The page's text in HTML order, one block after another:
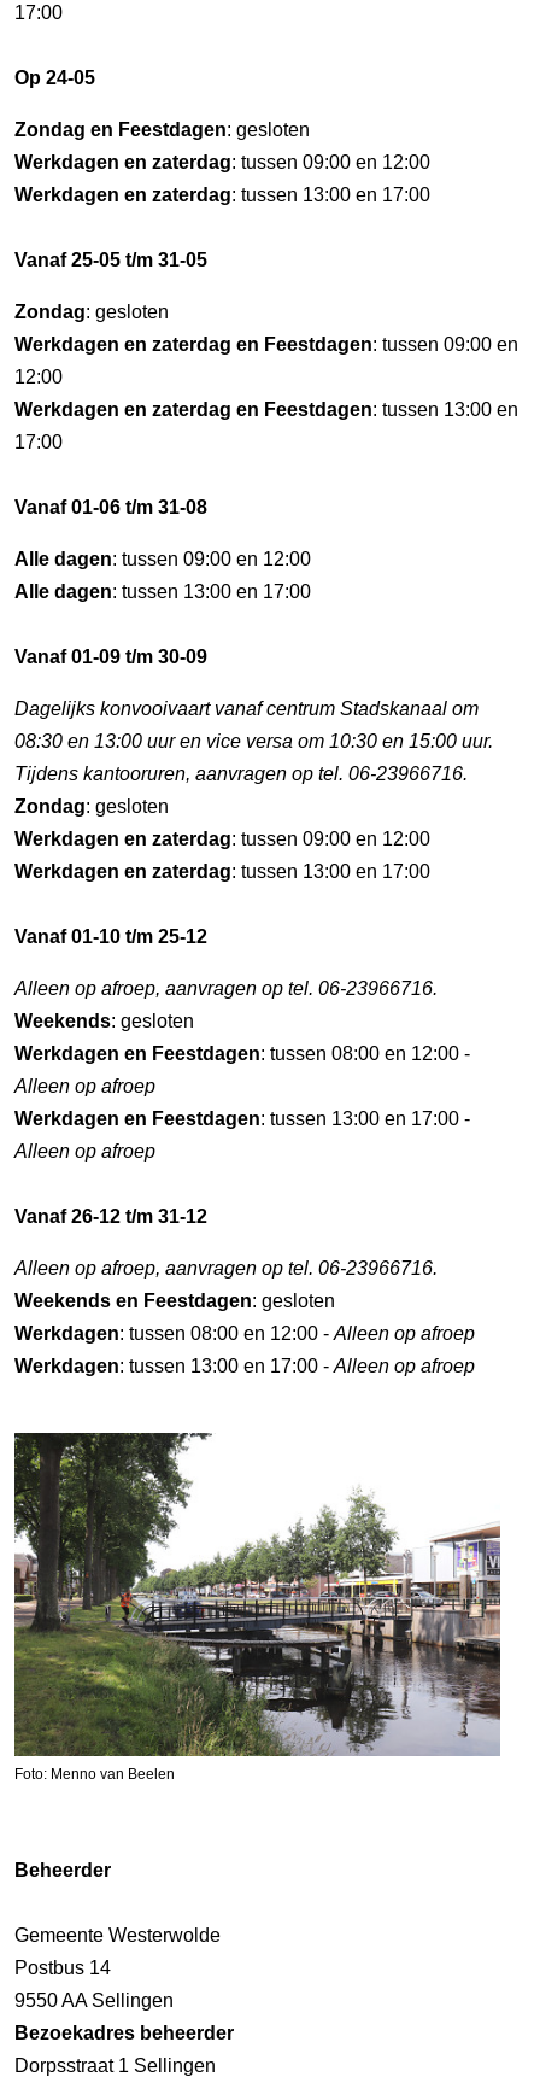
17:00
Op 24-05
Zondag en Feestdagen: gesloten
Werkdagen en zaterdag: tussen 09:00 en 12:00
Werkdagen en zaterdag: tussen 13:00 en 17:00
Vanaf 25-05 t/m 31-05
Zondag: gesloten
Werkdagen en zaterdag en Feestdagen: tussen 09:00 en
12:00
Werkdagen en zaterdag en Feestdagen: tussen 13:00 en
17:00
Vanaf 01-06 t/m 31-08
Alle dagen: tussen 09:00 en 12:00
Alle dagen: tussen 13:00 en 17:00
Vanaf 01-09 t/m 30-09
Dagelijks konvooivaart vanaf centrum Stadskanaal om
08:30 en 13:00 uur en vice versa om 10:30 en 15:00 uur.
Tijdens kantooruren, aanvragen op tel. 06-23966716.
Zondag: gesloten
Werkdagen en zaterdag: tussen 09:00 en 12:00
Werkdagen en zaterdag: tussen 13:00 en 17:00
Vanaf 01-10 t/m 25-12
Alleen op afroep, aanvragen op tel. 06-23966716.
Weekends: gesloten
Werkdagen en Feestdagen: tussen 08:00 en 12:00 -
Alleen op afroep
Werkdagen en Feestdagen: tussen 13:00 en 17:00 -
Alleen op afroep
Vanaf 26-12 t/m 31-12
Alleen op afroep, aanvragen op tel. 06-23966716.
Weekends en Feestdagen: gesloten
Werkdagen: tussen 08:00 en 12:00 - Alleen op afroep
Werkdagen: tussen 13:00 en 17:00 - Alleen op afroep
Foto: Menno van Beelen
Beheerder
Gemeente Westerwolde
Postbus 14
9550 AA Sellingen
Bezoekadres beheerder
Dorpsstraat 1 Sellingen